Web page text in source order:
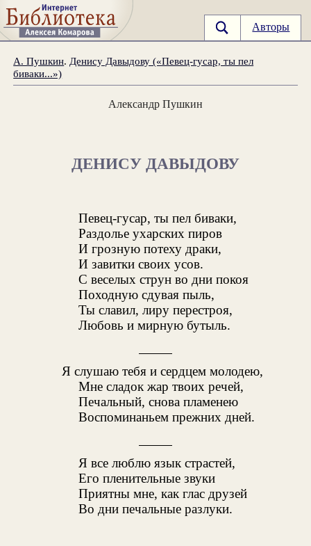
Авторы
А. Пушкин. Денису Давыдову («Певец-гусар, ты пел
биваки...»)
Александр Пушкин
ДЕНИСУ ДАВЫДОВУ
Певец-гусар, ты пел биваки,
Раздолье ухарских пиров
И грозную потеху драки,
И завитки своих усов.
С веселых струн во дни покоя
Походную сдувая пыль,
Ты славил, лиру перестроя,
Любовь и мирную бутыль.
Я слушаю тебя и сердцем молодею,
Мне сладок жар твоих речей,
Печальный, снова пламенею
Воспоминаньем прежних дней.
Я все люблю язык страстей,
Его пленительные звуки
Приятны мне, как глас друзей
Во дни печальные разлуки.